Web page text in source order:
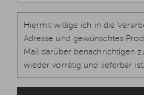
Hiermit willige ich in die
Adresse und gewünschtes
Mail darüber benachrichtigen
wieder vorrätig und lieferbar
1 lit. a, Art. 7 DS-GVO, welche